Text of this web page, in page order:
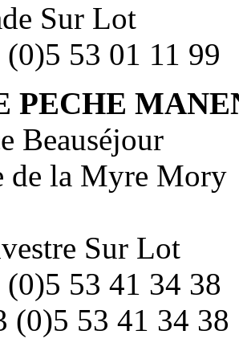
Sur Lot
53 01 11 99
PECHE
Beauséjour
de la Myre Mory
Sur Lot
53 41 34 38
(0)5 53 41 34 38